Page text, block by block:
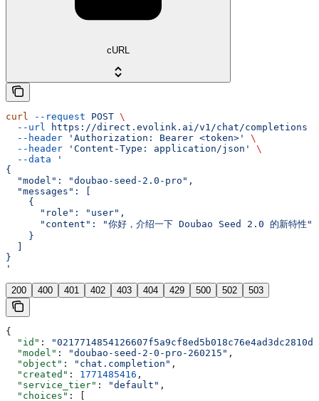
cURL
curl --request POST \
  --url
https://direct.evolink.ai/v1/chat/completions
  --header
'Authorization: Bearer <token>'
\
  --header
'Content-Type: application/json'
\
  --data
'
{
  "model": "doubao-seed-2.0-pro",
  "messages": [
    {
      "role": "user",
      "content": "你好，介绍一下 Doubao Seed 2.0 的新特性"
    }
  ]
}
'
200 400 401 402 403 404 429 500 502 503
{
  "id"
:
  "model"
: "doubao-seed-2-0-pro-260215" ,
  "object"
: "chat.completion" ,
  "created"
: 1771485416 ,
  "service_tier"
: "default" ,
  "choices"
: [